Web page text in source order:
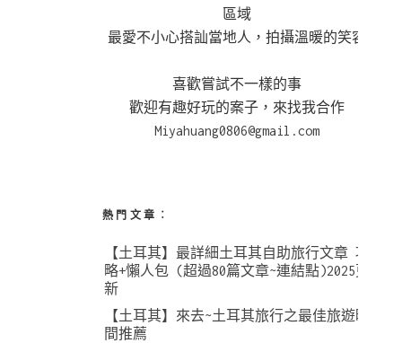
區域
最愛不小心搭訕當地人，拍攝溫暖的笑容
喜歡嘗試不一樣的事
歡迎有趣好玩的案子，來找我合作
Miyahuang0806@gmail.com
熱門文章︰
【土耳其】最詳細土耳其自助旅行文章 攻
略+懶人包 (超過80篇文章~連結點)2025更
新
【土耳其】來去~土耳其旅行之最佳旅遊時
間推薦